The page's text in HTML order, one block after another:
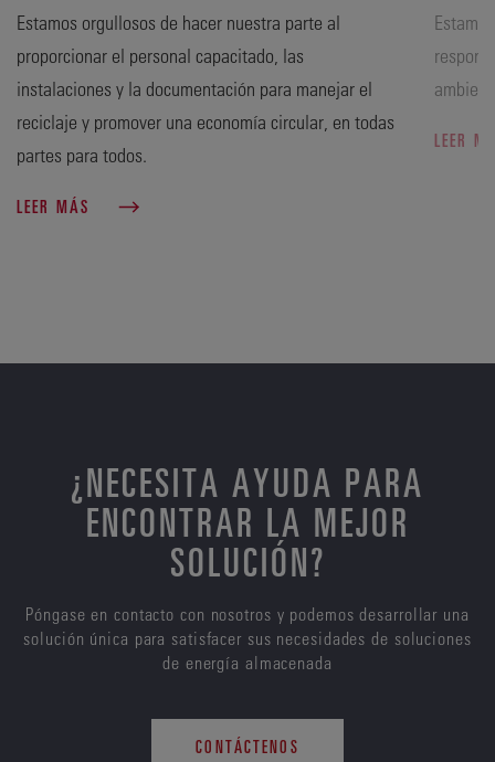
Estamos orgullosos de hacer nuestra parte al
proporcionar el personal capacitado, las
instalaciones y la documentación para manejar el
reciclaje y promover una economía circular, en todas
partes para todos.
LEER MÁS
LEER
¿NECESITA AYUDA PARA
ENCONTRAR LA MEJOR
SOLUCIÓN?
Póngase en contacto con nosotros y podemos desarrollar una
solución única para satisfacer sus necesidades de soluciones
de energía almacenada
CONTÁCTENOS